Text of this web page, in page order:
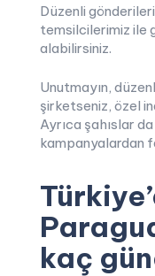
Düzenli
temsilcilerimiz ile
alabilirsiniz.
Unutmayın,
şirketseniz, özel
Ayrıca şahıslar
kampanyalardan
kaç